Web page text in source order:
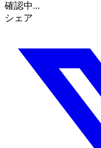
確認中...
シェア